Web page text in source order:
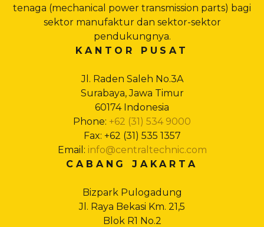
tenaga (mechanical power transmission parts) bagi
sektor manufaktur dan sektor-sektor
pendukungnya.
KANTOR PUSAT
Jl. Raden Saleh No.3A
Surabaya, Jawa Timur
60174 Indonesia
Phone: +62 (31) 534 9000
Fax: +62 (31) 535 1357
Email: info@centraltechnic.com
CABANG JAKARTA
Bizpark Pulogadung
Jl. Raya Bekasi Km. 21,5
Blok R1 No.2